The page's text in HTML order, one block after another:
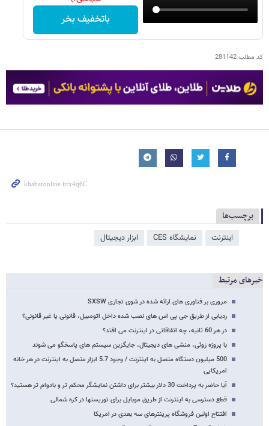
باتخفیف بخر
کد مطلب281142
برچسب‌ها
اینترنت نمایشگاه CES ابزار دیجیتال
خبرهای مرتبط
مروری بر فناوری های ارائه شده در شوی تجاری SXSW
ردیابی از طریق جی پی اس های نصب شده داخل اتومبیل، قانونی یا غیر قانونی؟
در هر 60 ثانیه، چه اتفاقاتی در اینترنت می افتد؟
با پروژه زوئی، منشی های دیجیتال، جایگزین سیستم های پاسخگو می شوند
500 میلیون دستگاه متصل به اینترنت / وجود 5.7 ابزار متصل به اینترنت در هر خانه
امریکایی
آیا حاضر به پرداخت 30 دلار بیشتر برای داشتن نمایشگر محکم تر و بادوام تر هستید؟
قطع دسترسی به اینترنت از طریق موبایل برای توریستها در کره شمالی
افتتاح اولین فروشگاه پرینترهای سه بعدی در امریکا